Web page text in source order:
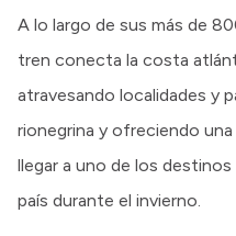
A lo largo de sus más de
tren conecta la costa
atravesando localidades y
rionegrina y ofreciendo
llegar a uno de los
país durante el invierno.